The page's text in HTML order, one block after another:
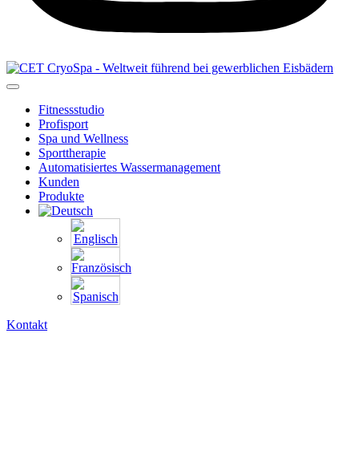
Fitnessstudio
Profisport
Spa und Wellness
Sporttherapie
Automatisiertes Wassermanagement
Kunden
Produkte
Kontakt